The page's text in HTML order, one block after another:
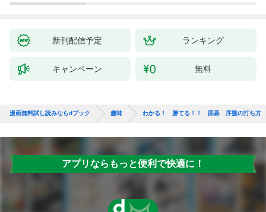
新刊配信予定 ランキング
キャンペーン 無料
漫画無料試し読みならdブック 趣味 わかる！ 勝てる！！ 囲碁 序盤の打ち方
アプリならもっと便利で快適に！